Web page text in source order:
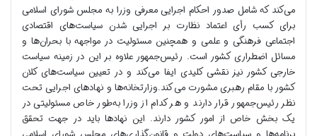
می‌کند که شامل صدور احکام اجرایی معرفی وزرا به مجلس شورای اسلامی
برای کسب رأی اعتماد نظارت بر اجرایی شدن سیاست‌های اقتصادی
اجتماعی فرهنگی و علمی و همچنین مسئولیت در مواجهه با بحران‌ها و
مسائل اضطراری کشور است. رئیس‌جمهور علاوه بر این در زمینه سیاست
خارجی کشور نیز نقشی کلیدی ایفا می‌کند و در تعیین سیاست‌های کلان
کشور با مقام رهبری مشورت می‌کند.وزارتخانه‌ها و نهادهای اجرایی تحت
نظر رئیس‌جمهور قرار دارند و هر کدام از وزرا به‌طور خاص مسئولیتی در
یک بخش خاص از امور کشور دارند. این نهادها باید در جهت تحقق